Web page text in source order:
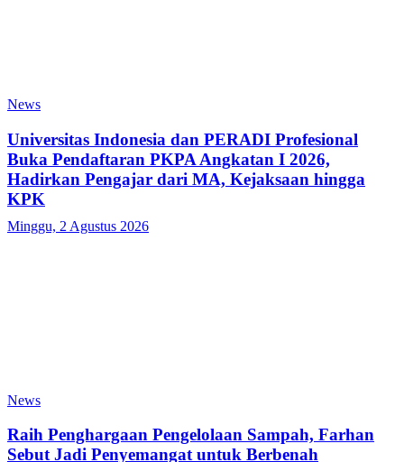
News
Universitas Indonesia dan PERADI Profesional
Buka Pendaftaran PKPA Angkatan I 2026,
Hadirkan Pengajar dari MA, Kejaksaan hingga
KPK
Minggu, 2 Agustus 2026
News
Raih Penghargaan Pengelolaan Sampah, Farhan
Sebut Jadi Penyemangat untuk Berbenah